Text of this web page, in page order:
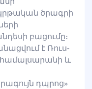
ծրագրի
բացումը։
է Ռուս-
և
դպրոց»